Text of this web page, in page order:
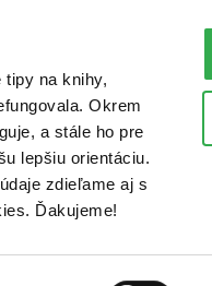
na knihy,
Okrem
a stále ho pre
lepšiu orientáciu.
zdieľame aj s
Ďakujeme!